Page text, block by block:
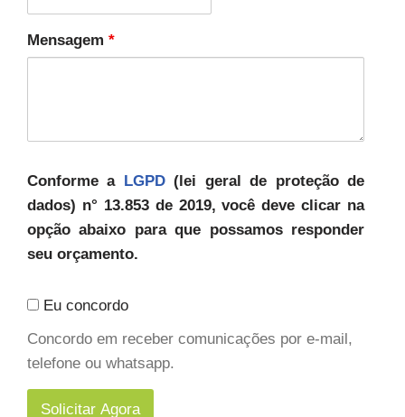
Mensagem *
Conforme a LGPD(lei geral de proteção de
dados) n° 13.853 de 2019, você deve clicar na
opção abaixo para que possamos responder
seu orçamento.
Eu concordo
Concordo em receber comunicações por e-mail,
telefone ou whatsapp.